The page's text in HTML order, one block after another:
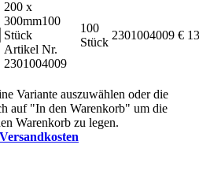
200 x
300mm100
Stück
Artikel Nr.
2301004009
100
Stück
2301004009 €
Variante auszuwählen oder die
auf "In den Warenkorb" um die
Warenkorb zu legen.
Versandkosten